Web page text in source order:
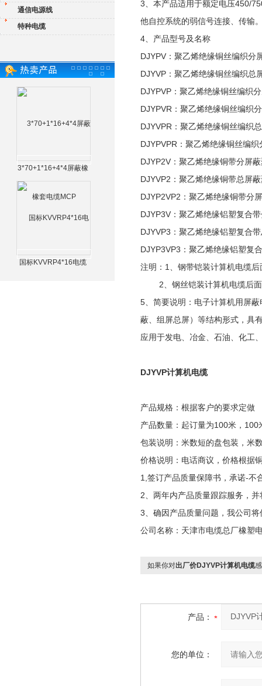
通信电源线
特种电缆
3*70+1*16+4*4屏蔽橡
国标KVVRP4*16电缆
3、本产品适用于额定电压450/
他自控系统的弱信号连接、传输
4、产品型号及名称
DJYPV：聚乙烯绝缘铜丝编织分
DJYVP：聚乙烯绝缘铜丝编织总
DJYPVP：聚乙烯绝缘铜丝编织
DJYPVR：聚乙烯绝缘铜丝编织
DJYVPR：聚乙烯绝缘铜丝编织
DJYPVPR：聚乙烯绝缘铜丝编
DJYP2V：聚乙烯绝缘铜带分屏
DJYVP2：聚乙烯绝缘铜带总屏
DJYP2VP2：聚乙烯绝缘铜带分
DJYP3V：聚乙烯绝缘铝塑复合
DJYVP3：聚乙烯绝缘铝塑复合
DJYP3VP3：聚乙烯绝缘铝塑复
注明：1、钢带铠装计算机电缆后
2、钢丝铠装计算机电缆后面
5、简要说明：电子计算机用屏
蔽、组屏总屏）等结构形式，具
应用于发电、冶金、石油、化工
DJYVP计算机电缆
产品规格：根据客户的要求定做
产品数量：起订量为100米，100
包装说明：米数短的盘包装，米
价格说明：电话商议，价格根据
1,签订产品质量保障书，承诺-不
2、两年内产品质量跟踪服务，
3、确因产品质量问题，我公司
公司名称：天津市电缆总厂橡塑
如果你对出厂价DJYVP计算机电缆
产品：
您的单位：